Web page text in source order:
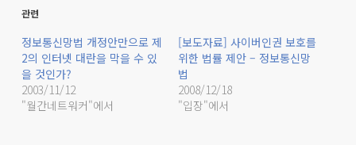
관련
정보통신망법 개정안만으로 제
2의 인터넷 대란을 막을 수 있
을 것인가?
2003/11/12
"월간네트워커"에서
[보도자료] 사이버인권 보호를
위한 법률 제안 – 정보통신망
법
2008/12/18
"입장"에서